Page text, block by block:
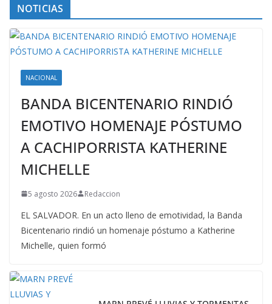
NOTICIAS
NACIONAL
BANDA BICENTENARIO RINDIÓ
EMOTIVO HOMENAJE PÓSTUMO
A CACHIPORRISTA KATHERINE
MICHELLE
5 agosto 2026 Redaccion
EL SALVADOR. En un acto lleno de emotividad, la Banda
Bicentenario rindió un homenaje póstumo a Katherine
Michelle, quien formó